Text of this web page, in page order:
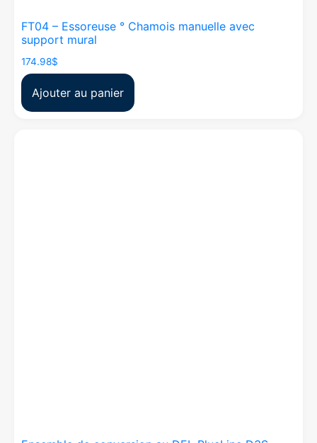
FT04 – Essoreuse ° Chamois manuelle avec
support mural
174.98$
Ajouter au panier